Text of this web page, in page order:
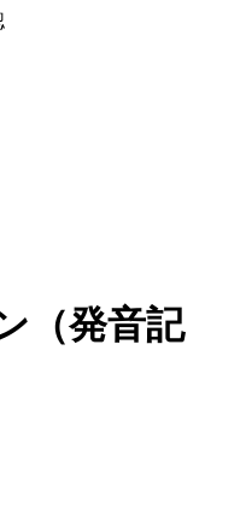
（発音記